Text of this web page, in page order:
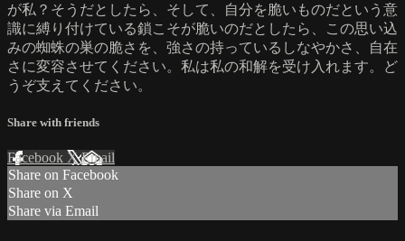
が私？そうだとしたら、そして、自分を脆いものだという意
識に縛り付けている鎖こそが脆いのだとしたら、この思い込
みの蜘蛛の巣の脆さを、強さの持っているしなやかさ、自在
さに変容させてください。私は私の和解を受け入れます。ど
うぞ支えてください。
Share with friends
Facebook XEmail
Share on Facebook
Share on X
Share via Email